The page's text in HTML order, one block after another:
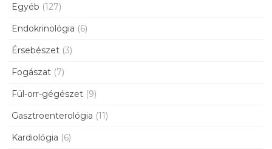
Egyéb (127)
Endokrinológia (6)
Érsebészet (3)
Fogászat (7)
Fül-orr-gégészet (9)
Gasztroenterológia (11)
Kardiológia (6)